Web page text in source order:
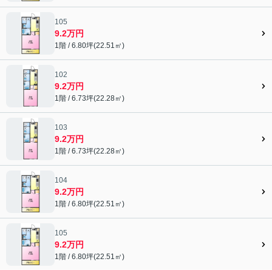
105
9.2万円
1階 / 6.80坪(22.51㎡)
102
9.2万円
1階 / 6.73坪(22.28㎡)
103
9.2万円
1階 / 6.73坪(22.28㎡)
104
9.2万円
1階 / 6.80坪(22.51㎡)
105
9.2万円
1階 / 6.80坪(22.51㎡)